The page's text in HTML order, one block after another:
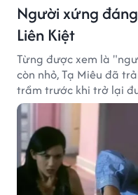
Người xứng
Liên Kiệt
Từng được xem là
còn nhỏ, Tạ Miêu đã
trầm trước khi trở lại
sở trường võ thuật.